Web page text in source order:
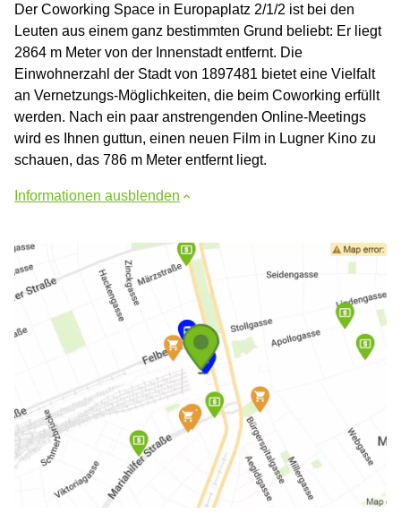
Der Coworking Space in Europaplatz 2/1/2 ist bei den
Leuten aus einem ganz bestimmten Grund beliebt: Er liegt
2864 m Meter von der Innenstadt entfernt. Die
Einwohnerzahl der Stadt von 1897481 bietet eine Vielfalt
an Vernetzungs-Möglichkeiten, die beim Coworking erfüllt
werden. Nach ein paar anstrengenden Online-Meetings
wird es Ihnen guttun, einen neuen Film in Lugner Kino zu
schauen, das 786 m Meter entfernt liegt.
Informationen ausblenden